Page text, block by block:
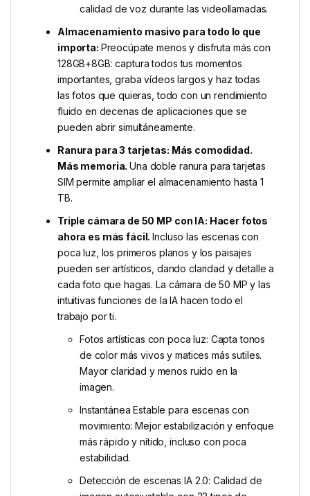
calidad de voz durante las videollamadas.
Almacenamiento masivo para todo lo que
importa: Preocúpate menos y disfruta más con
128GB+8GB: captura todos tus momentos
importantes, graba vídeos largos y haz todas
las fotos que quieras, todo con un rendimiento
fluido en decenas de aplicaciones que se
pueden abrir simultáneamente.
Ranura para 3 tarjetas: Más comodidad.
Más memoria.Una doble ranura para tarjetas
SIM permite ampliar el almacenamiento hasta 1
TB.
Triple cámara de 50 MP con IA: Hacer fotos
ahora es más fácil.Incluso las escenas con
poca luz, los primeros planos y los paisajes
pueden ser artísticos, dando claridad y detalle a
cada foto que hagas. La cámara de 50 MP y las
intuitivas funciones de la IA hacen todo el
trabajo por ti.
Fotos artísticas con poca luz: Capta tonos
de color más vivos y matices más sutiles.
Mayor claridad y menos ruido en la
imagen.
Instantánea Estable para escenas con
movimiento: Mejor estabilización y enfoque
más rápido y nítido, incluso con poca
estabilidad.
Detección de escenas IA 2.0: Calidad de